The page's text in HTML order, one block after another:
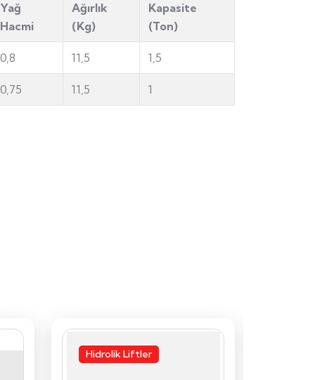
Yağ
Hacmi
Ağırlık
(Kg)
Kapasite
(Ton)
0,8 11,5 1,5
0,75 11,5 1
Hidrolik Liftler